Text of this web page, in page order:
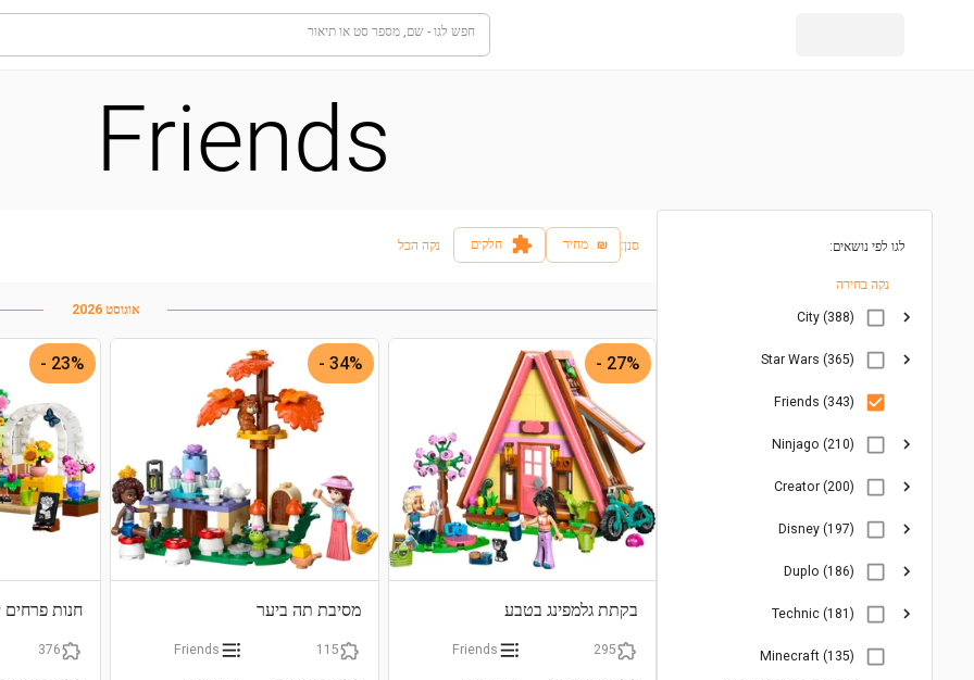
חפש לגו - שם, מספר סט או תיאור
Friends
לגו לפי נושאים:
נקה בחירה
City (388)
Star Wars (365)
Friends (343)
Ninjago (210)
Creator (200)
Disney (197)
Duplo (186)
Technic (181)
Minecraft (135)
:סנן ₪ מחיר חלקים נקה הכל
אוגוסט 2026
27% -
בקתת גלמפינג בטבע
295
Friends
34% -
מסיבת תה ביער
115
Friends
23% -
חנות פרחים
376